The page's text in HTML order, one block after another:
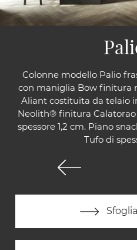
Colonne modello Palio
con maniglia Bow finitura
Aliant costituita da telaio
Neolith® finitura
spessore 1,2 cm. Piano
Tufo di